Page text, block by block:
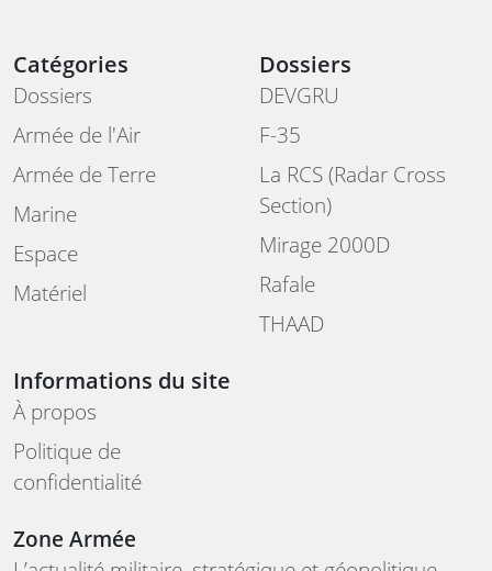
Catégories
Dossiers
Armée de l'Air
Armée de Terre
Marine
Espace
Matériel
Dossiers
DEVGRU
F-35
La RCS (Radar Cross
Section)
Mirage 2000D
Rafale
THAAD
Informations du site
À propos
Politique de
confidentialité
Zone Armée